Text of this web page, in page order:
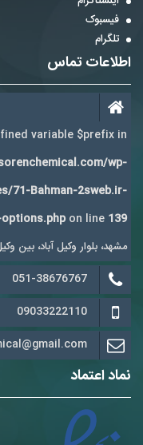
فیسبوک
تلگرام
اطلاعات تماس
variable $prefix in
wp-
71-Bahman-2sweb.ir-
on line 139
مشهد، بلوار وکیل آباد، بین وکیل
051-38676767
09033222110
نماد اعتماد